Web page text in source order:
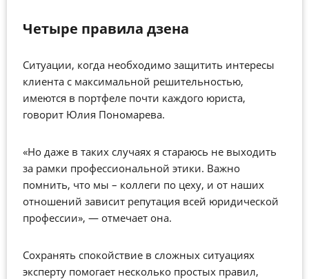
Четыре правила дзена
Ситуации, когда необходимо защитить интересы
клиента с максимальной решительностью,
имеются в портфеле почти каждого юриста,
говорит Юлия Пономарева.
«Но даже в таких случаях я стараюсь не выходить
за рамки профессиональной этики. Важно
помнить, что мы – коллеги по цеху, и от наших
отношений зависит репутация всей юридической
профессии», — отмечает она.
Сохранять спокойствие в сложных ситуациях
эксперту помогает несколько простых правил,